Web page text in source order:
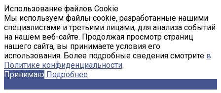
Использование файлов Cookie
Мы используем файлы cookie, разработанные нашими
специалистами и третьими лицами, для анализа событий
на нашем веб-сайте. Продолжая просмотр страниц
нашего сайта, вы принимаете условия его
использования. Более подробные сведения смотрите в
Политике конфиденциальности.
Принимаю Подробнее